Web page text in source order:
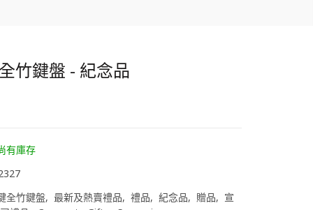
竹鍵盤 - 紀念品
有庫存
全竹鍵盤 最新及熱賣禮品 禮品 紀念品 贈品
宣